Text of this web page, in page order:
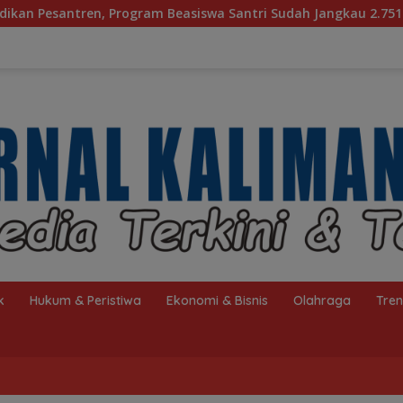
Beasiswa Santri Sudah Jangkau 2.751 Penerima
Hukum & Peristiwa Ekonomi & Bisnis Olahraga